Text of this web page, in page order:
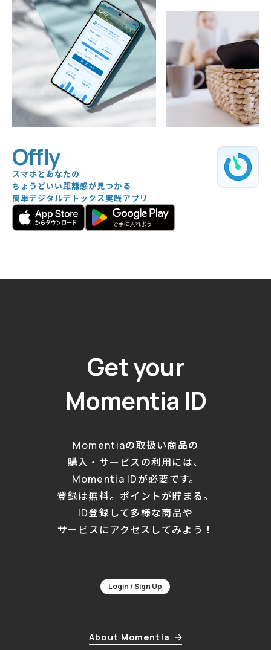
Offly
スマホとあなたの
ちょうどいい距離感が見つかる
簡単デジタルデトックス実践アプリ
Get your
Momentia ID
Momentiaの取扱い商品の
購入・サービスの利用には、
Momentia IDが必要です。
登録は無料。ポイントが貯まる。
ID登録して多様な商品や
サービスにアクセスしてみよう！
Login / Sign Up
About Momentia